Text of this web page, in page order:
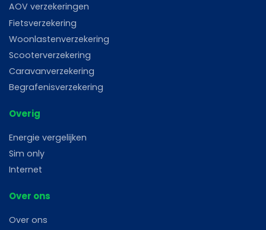
AOV verzekeringen
Fietsverzekering
Woonlastenverzekering
Scooterverzekering
Caravanverzekering
Begrafenisverzekering
Overig
Energie vergelijken
Sim only
Internet
Over ons
Over ons